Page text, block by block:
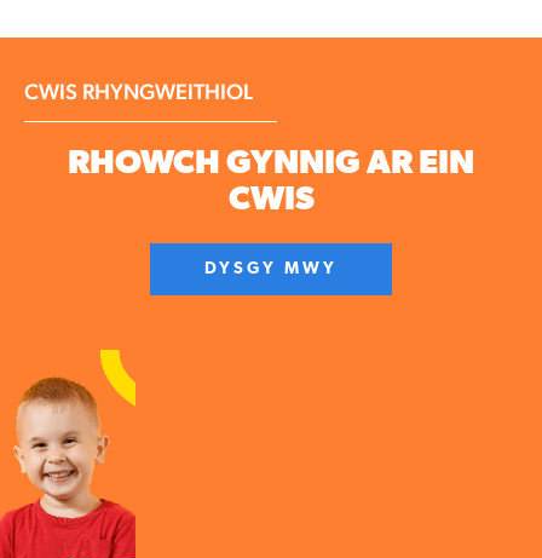
CWIS RHYNGWEITHIOL
RHOWCH GYNNIG AR EIN
CWIS
DYSGY MWY